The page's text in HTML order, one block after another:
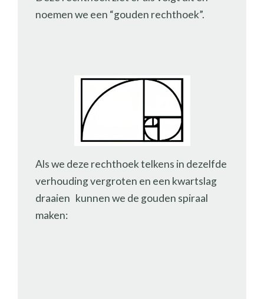
noemen we een “gouden rechthoek”.
Als we deze rechthoek telkens in dezelfde
verhouding vergroten en een kwartslag
draaien kunnen we de gouden spiraal
maken: